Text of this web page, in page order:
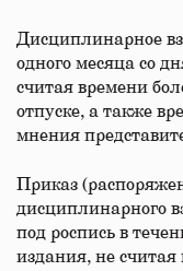
Дисциплинарное
одного месяца со
считая времени
отпуске, а также
мнения
Приказ
дисциплинарного
под роспись в
издания, не считая